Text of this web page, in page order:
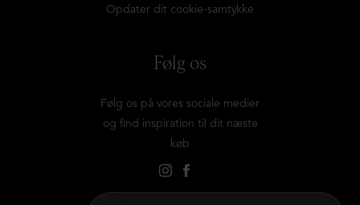
Opdater dit cookie-samtykke
Følg os
Følg os på vores sociale medier
og find inspiration til dit næste
køb